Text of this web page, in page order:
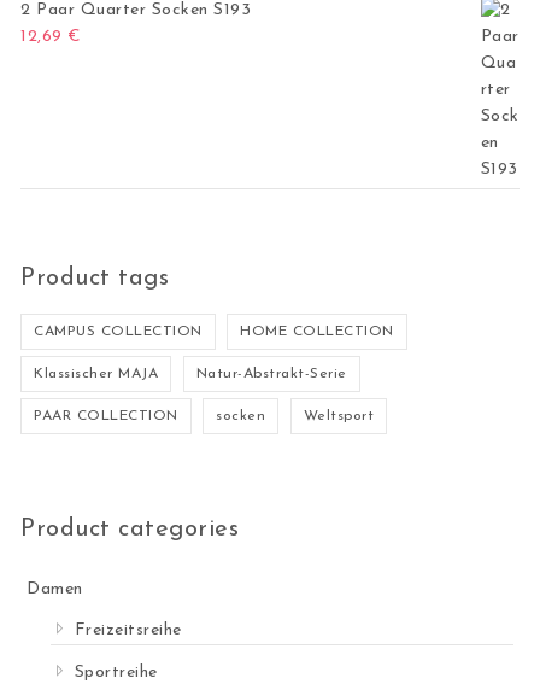
2 Paar Quarter Socken S193
12,69 €
Product tags
CAMPUS COLLECTION HOME COLLECTION
Klassischer MAJA Natur-Abstrakt-Serie
PAAR COLLECTION socken Weltsport
Product categories
Damen
Freizeitsreihe
Sportreihe